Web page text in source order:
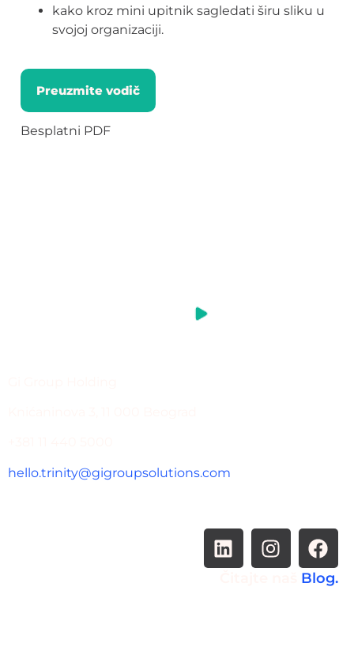
kako kroz mini upitnik sagledati širu sliku u
svojoj organizaciji.
Preuzmite vodič
Besplatni PDF
hello.trinity@gigroupsolutions.com
Blog.